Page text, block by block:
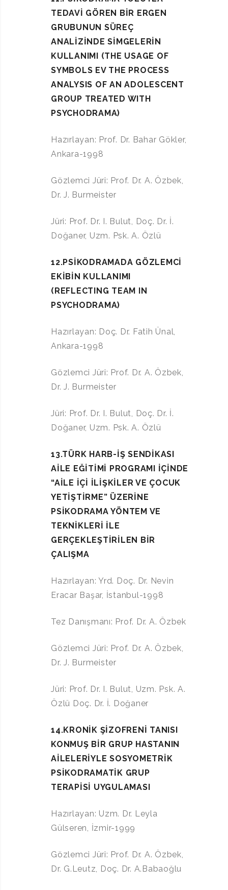
TEDAVİ GÖREN BİR ERGEN
GRUBUNUN SÜREÇ
ANALİZİNDE SİMGELERİN
KULLANIMI (THE USAGE OF
SYMBOLS EV THE PROCESS
ANALYSIS OF AN ADOLESCENT
GROUP TREATED WITH
PSYCHODRAMA)
Hazırlayan: Prof. Dr. Bahar Gökler,
Ankara-1998
Gözlemci Jüri: Prof. Dr. A. Özbek,
Dr. J. Burmeister
Jüri: Prof. Dr. I. Bulut, Doç. Dr. İ.
Doğaner, Uzm. Psk. A. Özlü
12.PSİKODRAMADA GÖZLEMCİ
EKİBİN KULLANIMI
(REFLECTING TEAM IN
PSYCHODRAMA)
Hazırlayan: Doç. Dr. Fatih Ünal,
Ankara-1998
Gözlemci Jüri: Prof. Dr. A. Özbek,
Dr. J. Burmeister
Jüri: Prof. Dr. I. Bulut, Doç. Dr. İ.
Doğaner, Uzm. Psk. A. Özlü
13.TÜRK HARB-İŞ SENDİKASI
AİLE EĞİTİMİ PROGRAMI İÇİNDE
“AİLE İÇİ İLİŞKİLER VE ÇOCUK
YETİŞTİRME” ÜZERİNE
PSİKODRAMA YÖNTEM VE
TEKNİKLERİ İLE
GERÇEKLEŞTİRİLEN BİR
ÇALIŞMA
Hazırlayan: Yrd. Doç. Dr. Nevin
Eracar Başar, İstanbul-1998
Tez Danışmanı: Prof. Dr. A. Özbek
Gözlemci Jüri: Prof. Dr. A. Özbek,
Dr. J. Burmeister
Jüri: Prof. Dr. I. Bulut, Uzm. Psk. A.
Özlü Doç. Dr. İ. Doğaner
14.KRONİK ŞİZOFRENİ TANISI
KONMUŞ BİR GRUP HASTANIN
AİLELERİYLE SOSYOMETRİK
PSİKODRAMATİK GRUP
TERAPİSİ UYGULAMASI
Hazırlayan: Uzm. Dr. Leyla
Gülseren, İzmir-1999
Gözlemci Jüri: Prof. Dr. A. Özbek,
Dr. G.Leutz, Doç. Dr. A.Babaoğlu